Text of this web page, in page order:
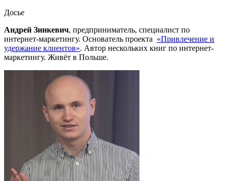
Досье
Андрей Зинкевич, предприниматель, специалист по
интернет-маркетингу. Основатель проекта «Привлечение и
удержание клиентов». Автор нескольких книг по интернет-
маркетингу. Живёт в Польше.